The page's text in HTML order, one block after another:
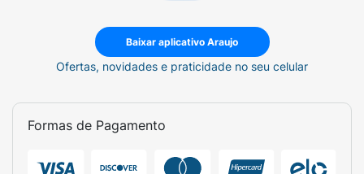
Baixar aplicativo Araujo
Ofertas, novidades e praticidade no seu celular
Formas de Pagamento